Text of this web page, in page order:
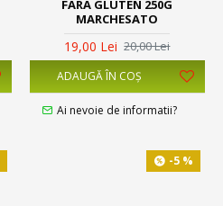
FARA GLUTEN 250G
MARCHESATO
19,00 Lei 20,00 Lei
ADAUGĂ ÎN COŞ
Ai nevoie de informatii?
-5 %